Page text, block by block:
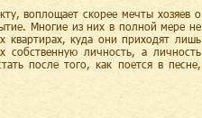
воплощает скорее мечты хозяев о
Многие из них в полной мере не
квартирах, куда они приходят лишь
собственную личность, а личность
после того, как поется в песне,